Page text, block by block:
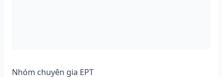
Nhóm chuyên gia EPT